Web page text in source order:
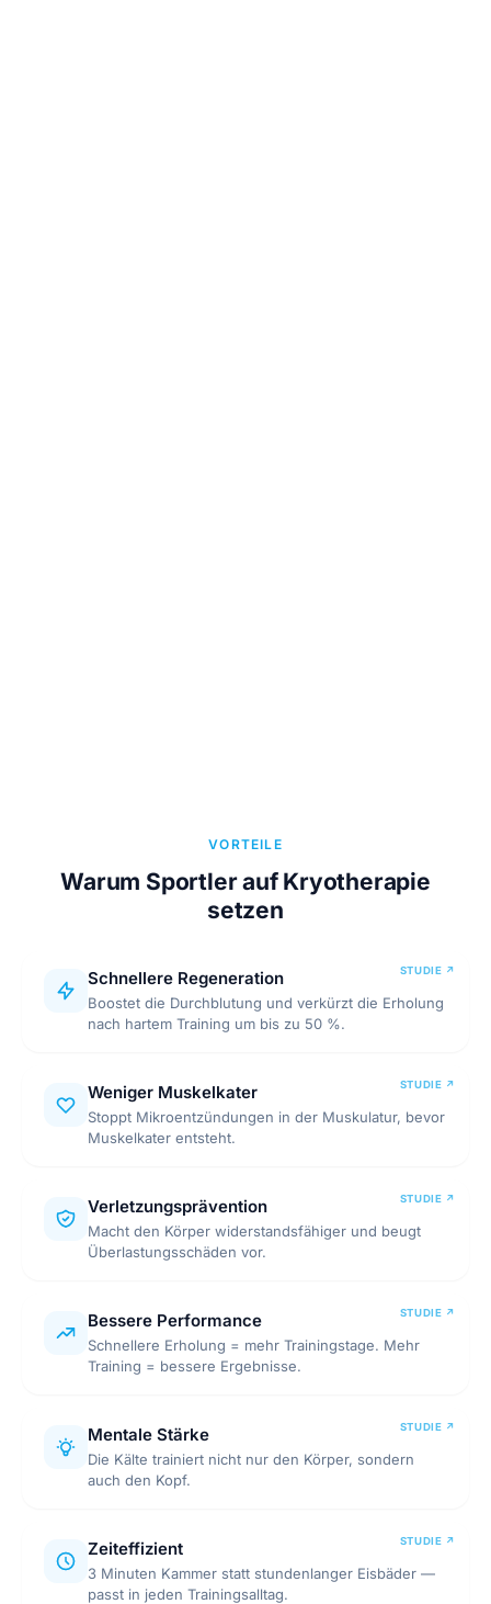
VORTEILE
Warum Sportler auf Kryotherapie
setzen
Schnellere Regeneration
Boostet die Durchblutung und verkürzt die Erholung
nach hartem Training um bis zu 50 %.
Weniger Muskelkater
Stoppt Mikroentzündungen in der Muskulatur, bevor
Muskelkater entsteht.
Verletzungsprävention
Macht den Körper widerstandsfähiger und beugt
Überlastungsschäden vor.
Bessere Performance
Schnellere Erholung = mehr Trainingstage. Mehr
Training = bessere Ergebnisse.
Mentale Stärke
Die Kälte trainiert nicht nur den Körper, sondern
auch den Kopf.
Zeiteffizient
3 Minuten Kammer statt stundenlanger Eisbäder —
passt in jeden Trainingsalltag.